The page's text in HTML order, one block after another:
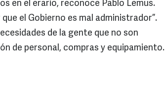
en el erario, reconoce Pablo Lemus.
el Gobierno es mal administrador”.
de la gente que no son
de personal, compras y equipamiento.